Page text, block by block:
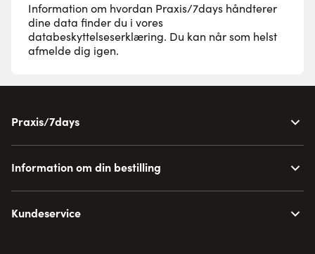
Information om hvordan Praxis/7days håndterer
dine data finder du i vores
databeskyttelseserklæring. Du kan når som helst
afmelde dig igen.
Praxis/7days
Information om din bestilling
Kundeservice